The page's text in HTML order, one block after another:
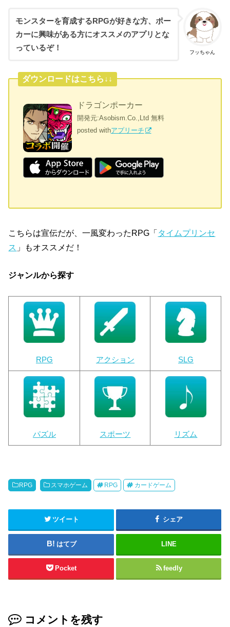
フッちゃん
モンスターを育成するRPGが好きな方、ポー
カーに興味がある方にオススメのアプリとな
っているぞ！
ダウンロードはこちら↓↓
ドラゴンポーカー
開発元:Asobism.Co.,Ltd 無料
posted withアプリーチ
こちらは宣伝だが、一風変わったRPG「タイムプリンセ
ス 」もオススメだ！
ジャンルから探す
RPG アクション SLG
パズル スポーツ リズム
RPG スマホゲーム RPG カードゲーム
ツイート シェア
はてブ LINE
Pocket feedly
コメントを残す